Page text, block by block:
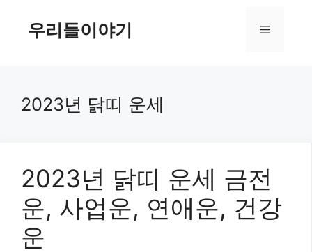
우리들이야기 메
2023년 닭띠 운세
2023년 닭띠 운세 금전
운, 사업운, 연애운, 건강
운